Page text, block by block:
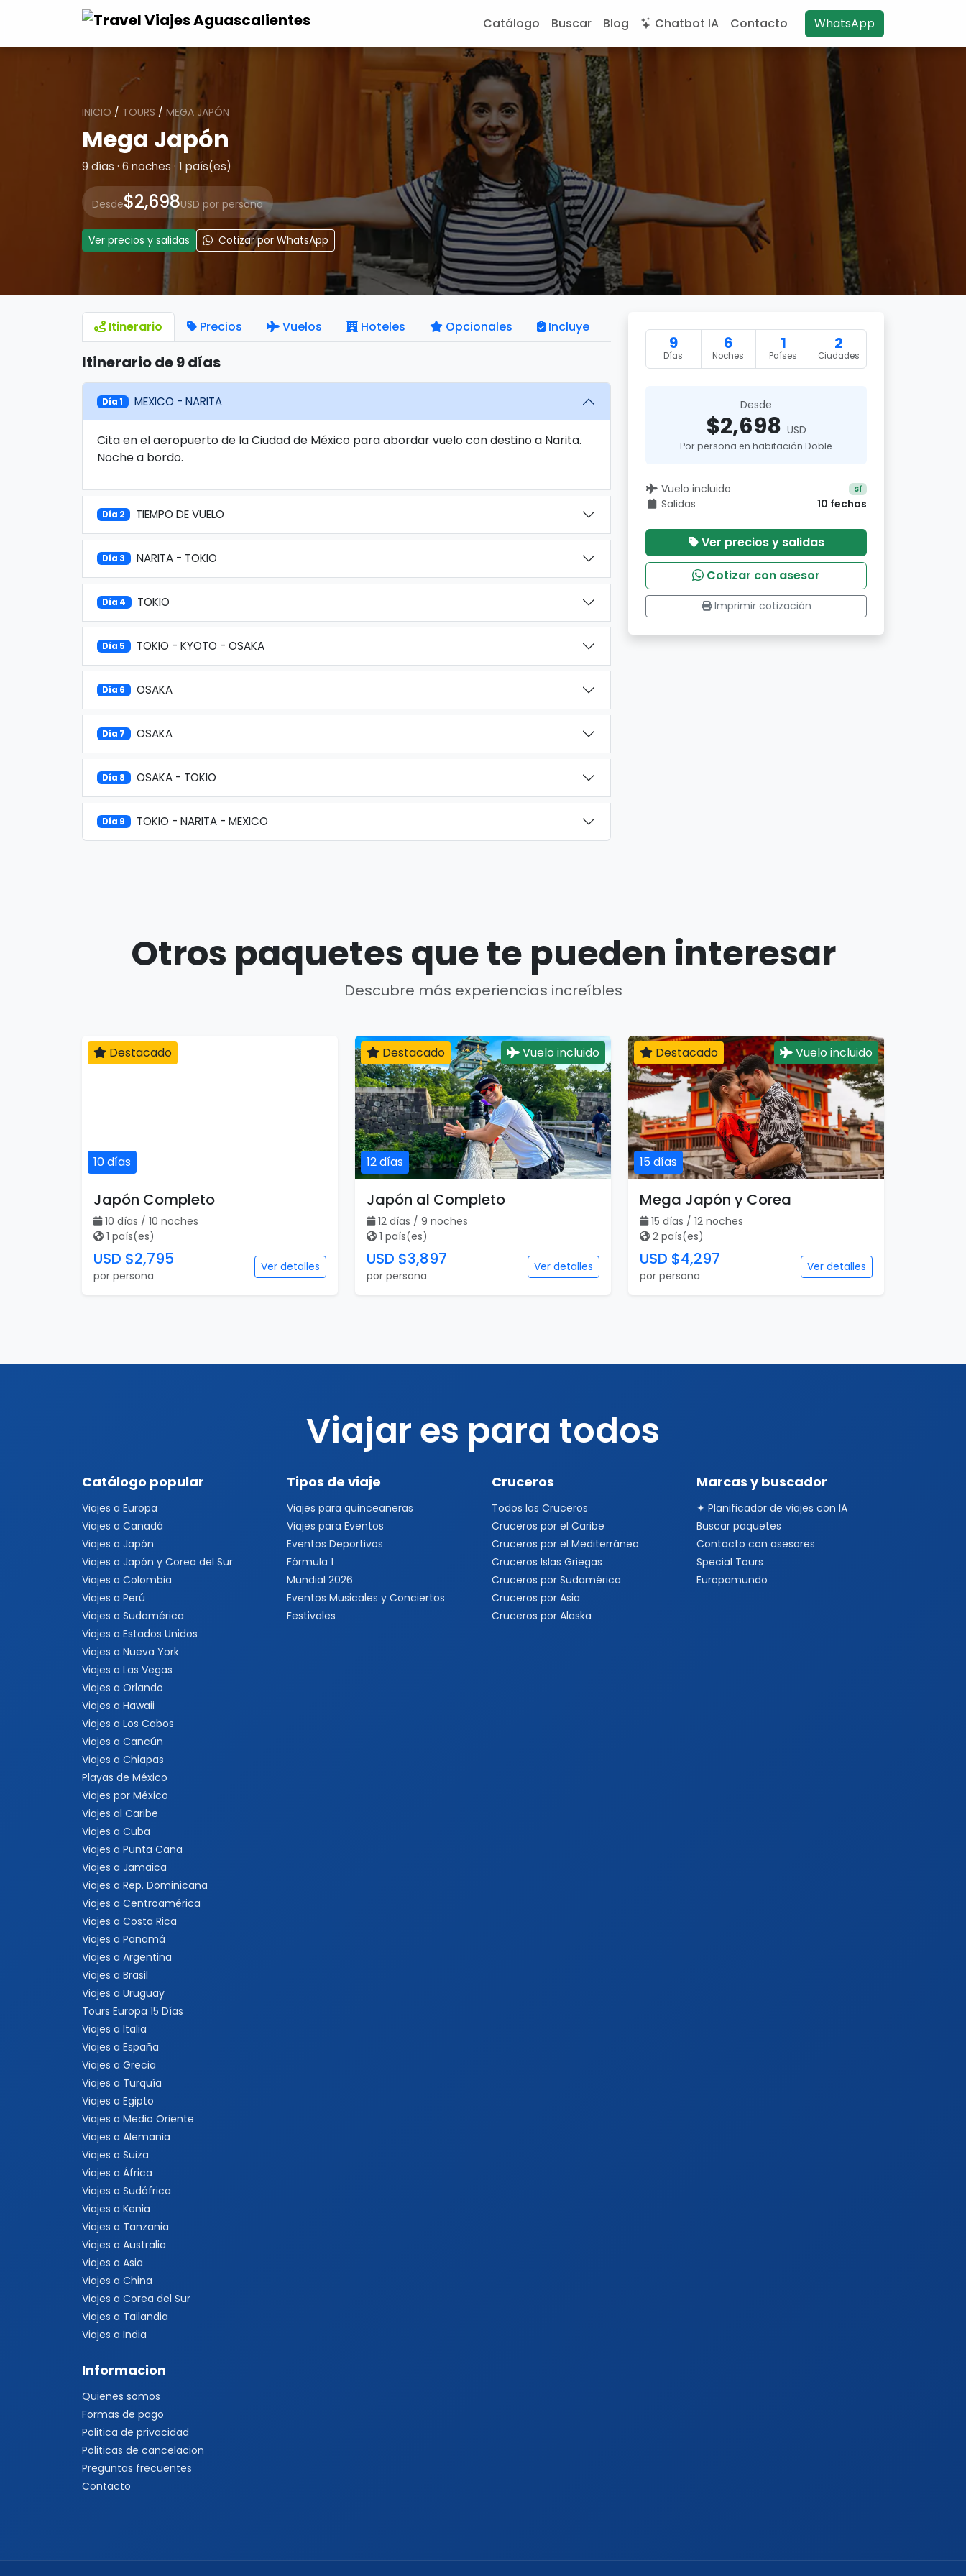
Catálogo Buscar Blog Chatbot IA Contacto WhatsApp
INICIO / TOURS / MEGA JAPÓN
Mega Japón
9 días · 6 noches · 1 país(es)
Desde$2,698USD por persona
Ver precios y salidas Cotizar por WhatsApp
Itinerario Precios Vuelos Hoteles Opcionales Incluye
Itinerario de 9 días
Día 1 MEXICO - NARITA
Cita en el aeropuerto de la Ciudad de México para abordar vuelo con destino a Narita.
Noche a bordo.
Día 2 TIEMPO DE VUELO
Día 3 NARITA - TOKIO
Día 4 TOKIO
Día 5 TOKIO - KYOTO - OSAKA
Día 6 OSAKA
Día 7 OSAKA
Día 8 OSAKA - TOKIO
Día 9 TOKIO - NARITA - MEXICO
9
Días
6
Noches
1
Países
2
Ciudades
Desde
$2,698 USD
Por persona en habitación Doble
Vuelo incluido Sí
Salidas 10 fechas
Ver precios y salidas
Cotizar con asesor
Imprimir cotización
Otros paquetes que te pueden interesar
Descubre más experiencias increíbles
10 días
Destacado
Japón Completo
10 días / 10 noches
1 país(es)
USD $2,795
por persona
Ver detalles
12 días
Destacado Vuelo incluido
Japón al Completo
12 días / 9 noches
1 país(es)
USD $3,897
por persona
Ver detalles
15 días
Destacado Vuelo incluido
Mega Japón y Corea
15 días / 12 noches
2 país(es)
USD $4,297
por persona
Ver detalles
Viajar es para todos
Catálogo popular
Viajes a Europa
Viajes a Canadá
Viajes a Japón
Viajes a Japón y Corea del Sur
Viajes a Colombia
Viajes a Perú
Viajes a Sudamérica
Viajes a Estados Unidos
Viajes a Nueva York
Viajes a Las Vegas
Viajes a Orlando
Viajes a Hawaii
Viajes a Los Cabos
Viajes a Cancún
Viajes a Chiapas
Playas de México
Viajes por México
Viajes al Caribe
Viajes a Cuba
Viajes a Punta Cana
Viajes a Jamaica
Viajes a Rep. Dominicana
Viajes a Centroamérica
Viajes a Costa Rica
Viajes a Panamá
Viajes a Argentina
Viajes a Brasil
Viajes a Uruguay
Tours Europa 15 Días
Viajes a Italia
Viajes a España
Viajes a Grecia
Viajes a Turquía
Viajes a Egipto
Viajes a Medio Oriente
Viajes a Alemania
Viajes a Suiza
Viajes a África
Viajes a Sudáfrica
Viajes a Kenia
Viajes a Tanzania
Viajes a Australia
Viajes a Asia
Viajes a China
Viajes a Corea del Sur
Viajes a Tailandia
Viajes a India
Tipos de viaje
Viajes para quinceaneras
Viajes para Eventos
Eventos Deportivos
Fórmula 1
Mundial 2026
Eventos Musicales y Conciertos
Festivales
Cruceros
Todos los Cruceros
Cruceros por el Caribe
Cruceros por el Mediterráneo
Cruceros Islas Griegas
Cruceros por Sudamérica
Cruceros por Asia
Cruceros por Alaska
Marcas y buscador
✦ Planificador de viajes con IA
Buscar paquetes
Contacto con asesores
Special Tours
Europamundo
Informacion
Quienes somos
Formas de pago
Politica de privacidad
Politicas de cancelacion
Preguntas frecuentes
Contacto